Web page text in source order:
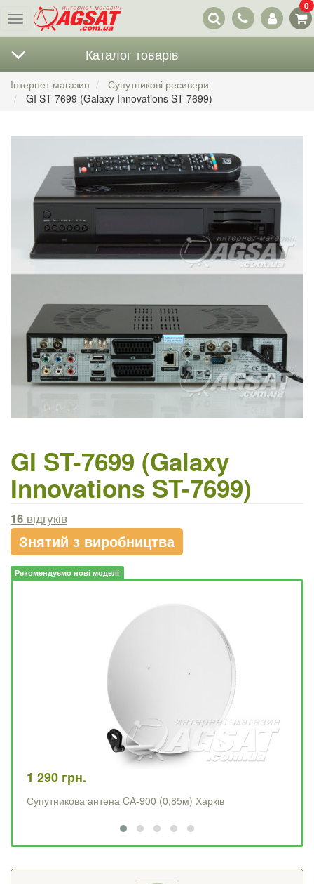
Меню
Наші
контакти
0
Каталог товарів
Інтернет магазин
Супутникові ресивери
GI ST-7699 (Galaxy Innovations ST-7699)
GI ST-7699 (Galaxy
Innovations ST-7699)
16 відгуків
Знятий з виробництва
Рекомендуємо нові моделі
1 290 грн.
Супутникова антена CA-900 (0,85м) Харків